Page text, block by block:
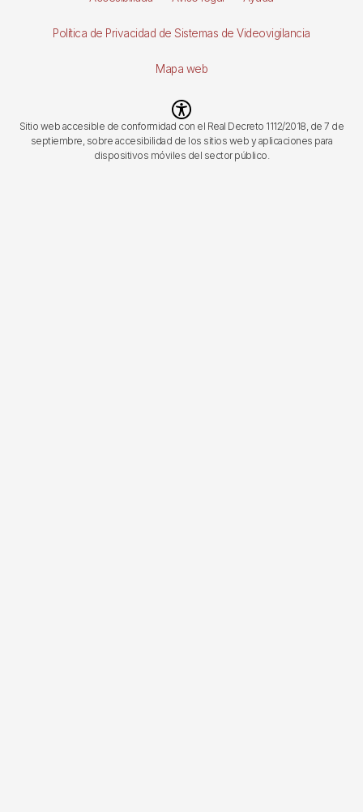
Política de Privacidad de Sistemas de Videovigilancia
Mapa web
Imagen
Sitio web accesible de conformidad con el Real Decreto 1112/2018, de 7 de
septiembre, sobre accesibilidad de los sitios web y aplicaciones para
dispositivos móviles del sector público.